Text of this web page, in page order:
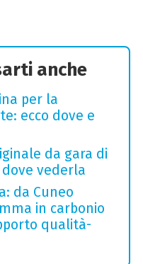
anche
per la
ecco dove e
da gara di
vederla
da Cuneo
in carbonio
qualità-